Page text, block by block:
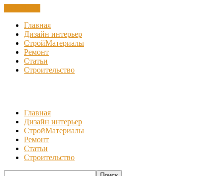
Главная
Дизайн интерьер
СтройМатериалы
Ремонт
Статьи
Строительство
Главная
Дизайн интерьер
СтройМатериалы
Ремонт
Статьи
Строительство